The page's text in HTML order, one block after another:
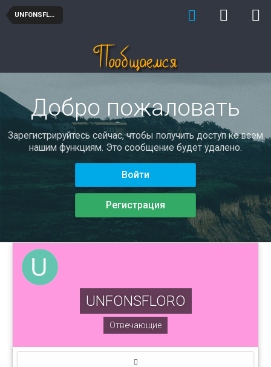
UNFONSFLORO
Добро пожаловать
Зарегистрируйтесь сейчас, чтобы получить доступ ко всем
нашим функциям. Это сообщение будет удалено.
Войти
Регистрация
UNFONSFLORO
Отвечающие